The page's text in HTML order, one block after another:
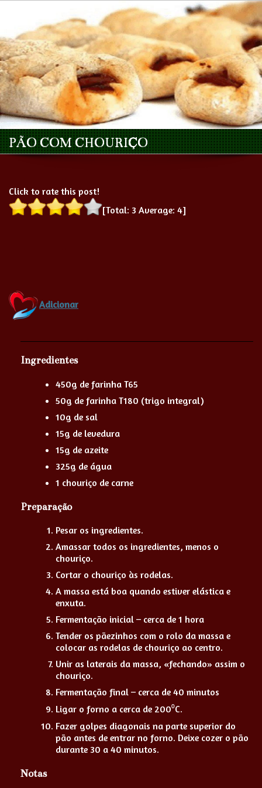
PÃO COM CHOURIÇO
Click to rate this post!
[Total: 3 Average: 4]
Adicionar
Ingredientes
450g de farinha T65
50g de farinha T180 (trigo integral)
10g de sal
15g de levedura
15g de azeite
325g de água
1 chouriço de carne
Preparação
Pesar os ingredientes.
Amassar todos os ingredientes, menos o
chouriço.
Cortar o chouriço às rodelas.
A massa está boa quando estiver elástica e
enxuta.
Fermentação inicial – cerca de 1 hora
Tender os pãezinhos com o rolo da massa e
colocar as rodelas de chouriço ao centro.
Unir as laterais da massa, «fechando» assim o
chouriço.
Fermentação final – cerca de 40 minutos
Ligar o forno a cerca de 200⁰C.
Fazer golpes diagonais na parte superior do
pão antes de entrar no forno. Deixe cozer o pão
durante 30 a 40 minutos.
Notas